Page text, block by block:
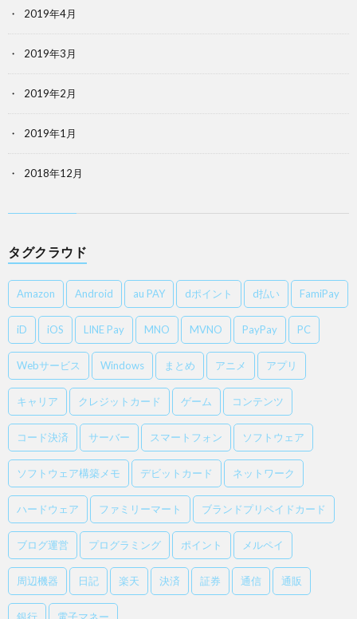
2019年4月
2019年3月
2019年2月
2019年1月
2018年12月
タグクラウド
Amazon Android au PAY dポイント d払い FamiPay
iD iOS LINE Pay MNO MVNO PayPay PC
Webサービス Windows まとめ アニメ アプリ
キャリア クレジットカード ゲーム コンテンツ
コード決済 サーバー スマートフォン ソフトウェア
ソフトウェア構築メモ デビットカード ネットワーク
ハードウェア ファミリーマート ブランドプリペイドカード
ブログ運営 プログラミング ポイント メルペイ
周辺機器 日記 楽天 決済 証券 通信 通販
銀行 電子マネー